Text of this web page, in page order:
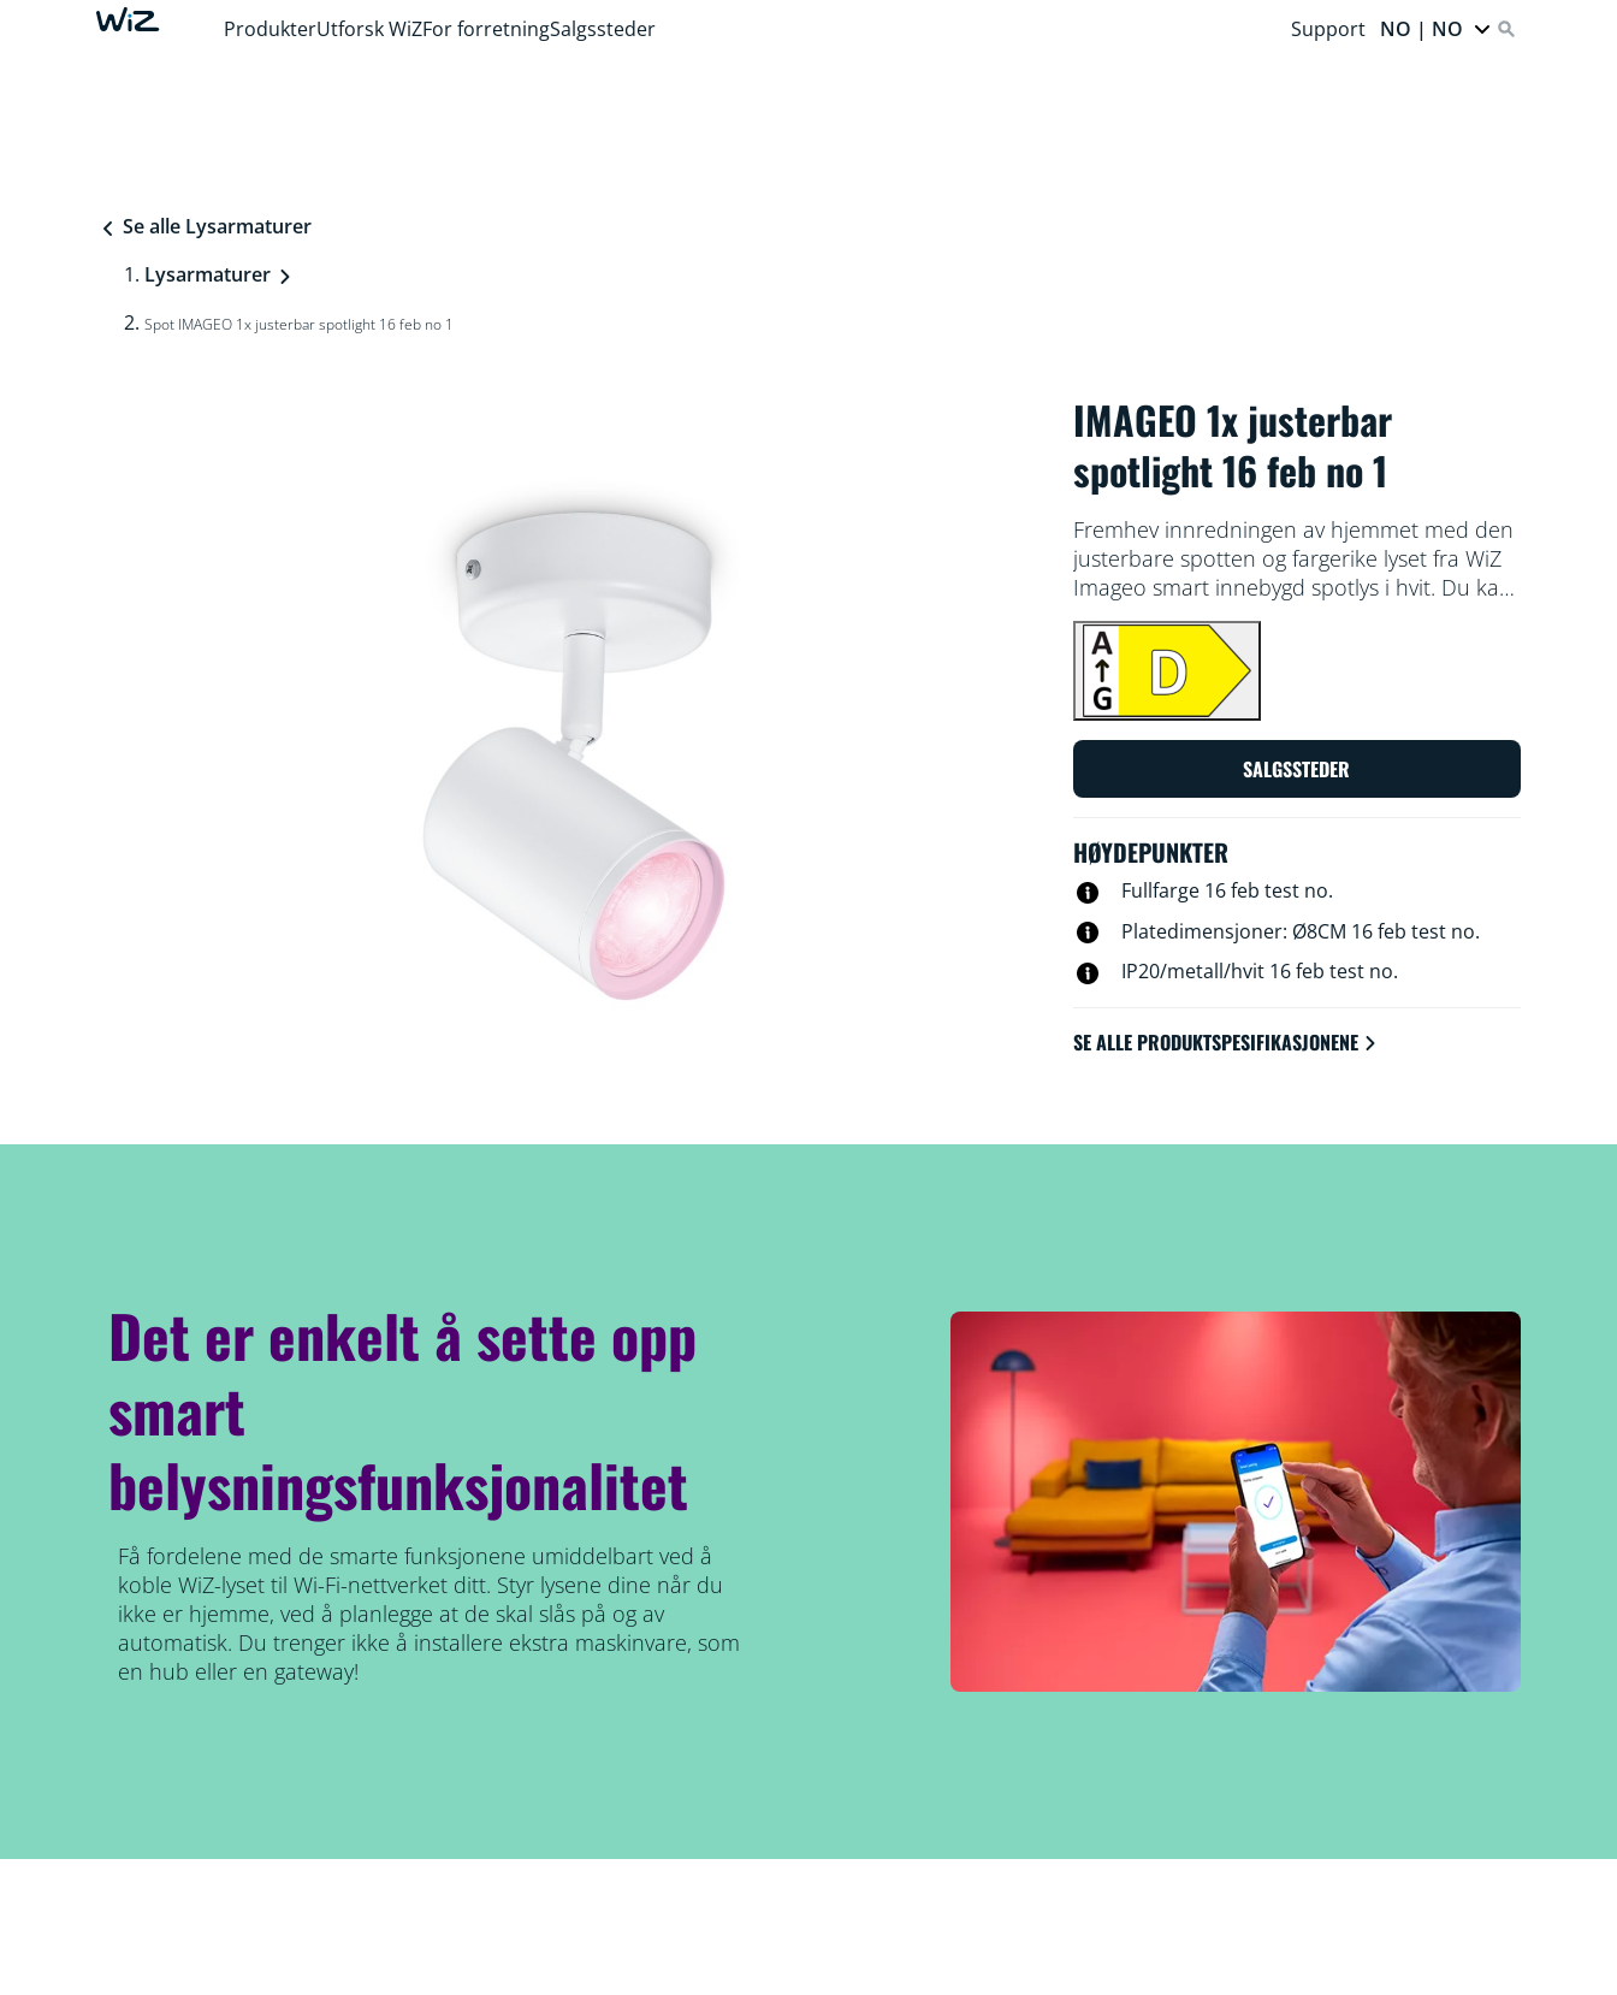
ProdukterUtforsk WiZFor forretningSalgssteder Support NO | NO
Se alle Lysarmaturer
Lysarmaturer
Spot IMAGEO 1x justerbar spotlight 16 feb no 1
IMAGEO 1x justerbar
spotlight 16 feb no 1
Fremhev innredningen av hjemmet med den
justerbare spotten og fargerike lyset fra WiZ
Imageo smart innebygd spotlys i hvit. Du kan
styre lyset gjennom Wi-Fi-nettverket i både
WiZ-appen og via stemmen din. 16 feb test
no
SALGSSTEDER
HØYDEPUNKTER
Fullfarge 16 feb test no.
Platedimensjoner: Ø8CM 16 feb test no.
IP20/metall/hvit 16 feb test no.
SE ALLE PRODUKTSPESIFIKASJONENE
Det er enkelt å sette opp
smart
belysningsfunksjonalitet
Få fordelene med de smarte funksjonene umiddelbart ved å
koble WiZ-lyset til Wi-Fi-nettverket ditt. Styr lysene dine når du
ikke er hjemme, ved å planlegge at de skal slås på og av
automatisk. Du trenger ikke å installere ekstra maskinvare, som
en hub eller en gateway!